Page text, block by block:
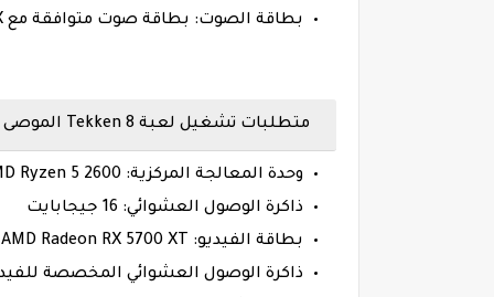
بطاقة الصوت: بطاقة صوت متوافقة مع DirectX/مجموعة شرائح مدمجة
متطلبات تشغيل لعبة Tekken 8 الموصى بها
وحدة المعالجة المركزية: Intel Core i7-7700K / AMD Ryzen 5 2600
ذاكرة الوصول العشوائي: 16 جيجابايت
بطاقة الفيديو: Nvidia GeForce GTX 2070 / AMD Radeon RX 5700 XT
ذاكرة الوصول العشوائي المخصصة للفيديو: 8192